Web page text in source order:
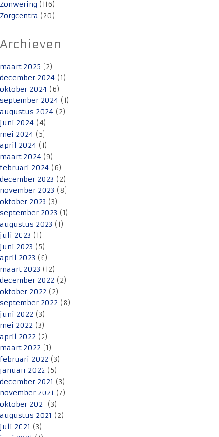
Zonwering (116)
Zorgcentra (20)
Archieven
maart 2025 (2)
december 2024 (1)
oktober 2024 (6)
september 2024 (1)
augustus 2024 (2)
juni 2024 (4)
mei 2024 (5)
april 2024 (1)
maart 2024 (9)
februari 2024 (6)
december 2023 (2)
november 2023 (8)
oktober 2023 (3)
september 2023 (1)
augustus 2023 (1)
juli 2023 (1)
juni 2023 (5)
april 2023 (6)
maart 2023 (12)
december 2022 (2)
oktober 2022 (2)
september 2022 (8)
juni 2022 (3)
mei 2022 (3)
april 2022 (2)
maart 2022 (1)
februari 2022 (3)
januari 2022 (5)
december 2021 (3)
november 2021 (7)
oktober 2021 (3)
augustus 2021 (2)
juli 2021 (3)